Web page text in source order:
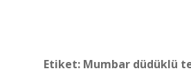
Etiket: Mumbar düdüklü